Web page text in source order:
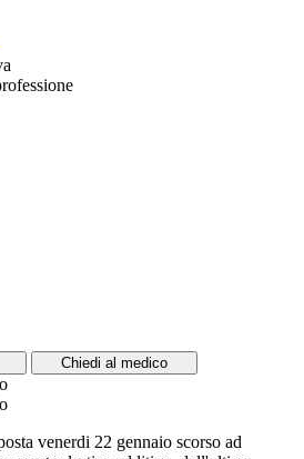
Chiedi al medico
venerdi 22 gennaio scorso ad